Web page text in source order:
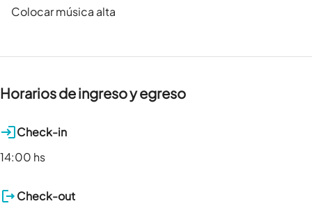
Colocar música alta
Horarios de ingreso y egreso
Check-in
14:00 hs
Check-out